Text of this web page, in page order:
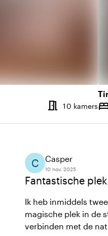
meeting_room 10 kamers
beoordeling van 10 uit
Fantastische
C Casper
10 nov. 2025
Ik heb inmiddels
magische plek in de
verbinden met de